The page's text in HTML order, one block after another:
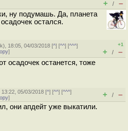
+ / –
ну подумашь. Да, планета
остался.
), 18:05, 04/03/2018 [^] [^^] [^^^]
]
+1
+ / –
осадочек останется, тоже
13:22, 05/03/2018 [^] [^^] [^^^]
] + / –
они апдейт уже выкатили.